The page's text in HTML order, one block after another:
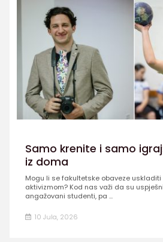
Samo krenite i samo
iz doma
Mogu li se fakultetske obaveze
aktivizmom? Kod nas važi da su
angažovani studenti, pa ...
10 Jula, 2026